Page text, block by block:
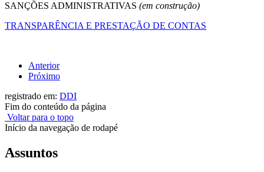
SANÇÕES ADMINISTRATIVAS (em construção)
TRANSPARÊNCIA E PRESTAÇÃO DE CONTAS
Anterior
Próximo
registrado em: DDI
Fim do conteúdo da página
Voltar para o topo
Início da navegação de rodapé
Assuntos